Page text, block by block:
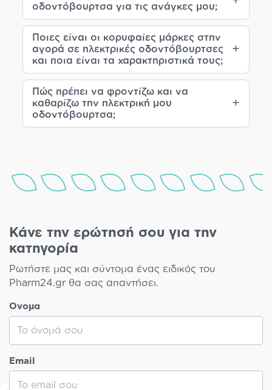
οδοντόβουρτσα για τις ανάγκες μου;
Ποιες είναι οι κορυφαίες μάρκες στην
αγορά σε ηλεκτρικές οδοντόβουρτσες
και ποια είναι τα χαρακτηριστικά τους;
Πώς πρέπει να φροντίζω και να
καθαρίζω την ηλεκτρική μου
οδοντόβουρτσα;
Κάνε την ερώτησή σου για την
κατηγορία
Ρωτήστε μας και σύντομα ένας ειδικός του
Pharm24.gr θα σας απαντήσει.
Όνομα
Email